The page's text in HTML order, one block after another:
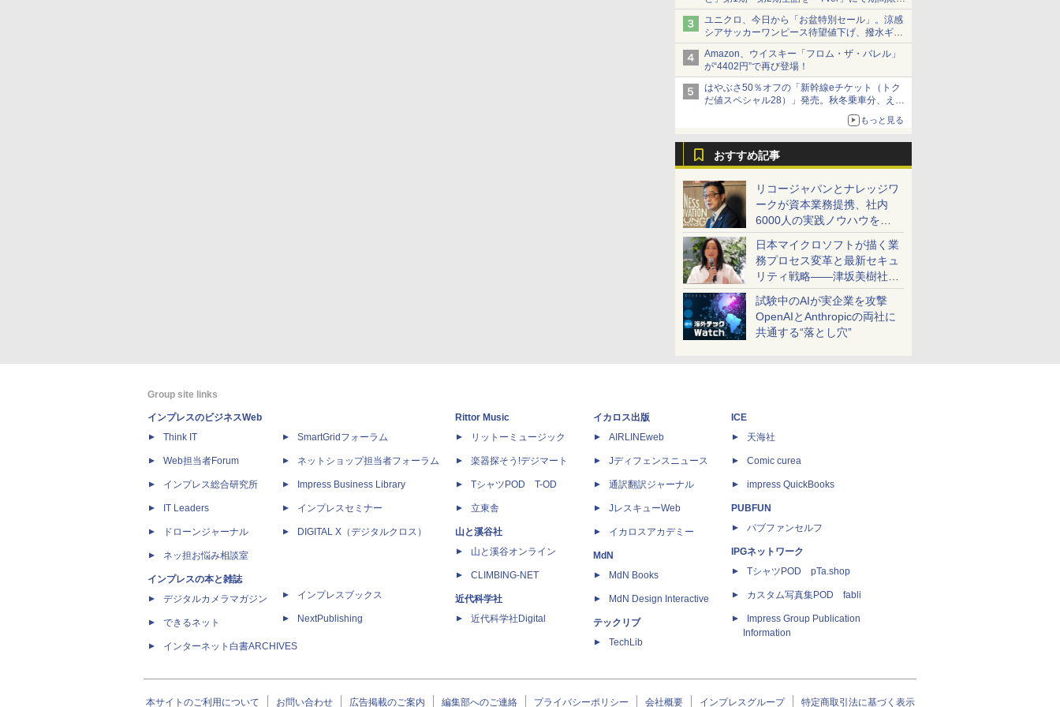
で順次無料配信開始
ユニクロ、今日から「お盆特別セール」。涼感
シアサッカーワンピース待望値下げ、撥水ギア
ショーツは1990円に
Amazon、ウイスキー「フロム・ザ・バレル」
が“4402円”で再び登場！
はやぶさ50％オフの「新幹線eチケット（トク
だ値スペシャル28）」発売。秋冬乗車分、えき
もっと見る
おすすめ記事
リコージャパンとナレッジワ
ークが資本業務提携、社内
6000人の実践ノウハウを生
かした「AI商談記録 for
RICOH」を展開へ
日本マイクロソフトが描く業
務プロセス変革と最新セキュ
リティ戦略――津坂美樹社長
が2027年度戦略を説明
試験中のAIが実企業を攻撃
OpenAIとAnthropicの両社に
共通する“落とし穴”
Group site links
インプレスのビジネスWeb
Think IT
Web担当者Forum
インプレス総合研究所
IT Leaders
ドローンジャーナル
ネッ担お悩み相談室
インプレスの本と雑誌
デジタルカメラマガジン
できるネット
インターネット白書ARCHIVES
SmartGridフォーラム
ネットショップ担当者フォーラム
Impress Business Library
インプレスセミナー
DIGITAL X（デジタルクロス）
インプレスブックス
NextPublishing
Rittor Music
リットーミュージック
楽器探そう!デジマート
TシャツPOD T-OD
立東舎
山と溪谷社
山と溪谷オンライン
CLIMBING-NET
近代科学社
近代科学社Digital
イカロス出版
AIRLINEweb
Jディフェンスニュース
通訳翻訳ジャーナル
JレスキューWeb
イカロスアカデミー
MdN
MdN Books
MdN Design Interactive
テックリブ
TechLib
ICE
天海社
Comic curea
impress QuickBooks
PUBFUN
パブファンセルフ
IPGネットワーク
TシャツPOD pTa.shop
カスタム写真集POD fabli
Impress Group Publication
Information
本サイトのご利用について お問い合わせ 広告掲載のご案内 編集部へのご連絡 プライバシーポリシー 会社概要 インプレスグループ 特定商取引法に基づく表示